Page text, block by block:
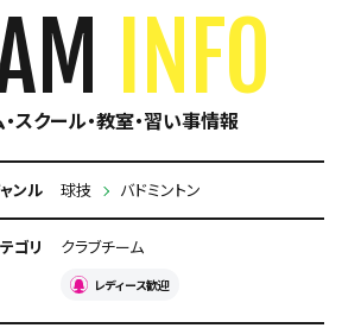
週5練習 週1練習
保護者の当番なし 送迎車あり
INFO
スクール・教室・習い事情報
ンル 球技 バドミントン
ゴリ クラブチーム
レディース歓迎